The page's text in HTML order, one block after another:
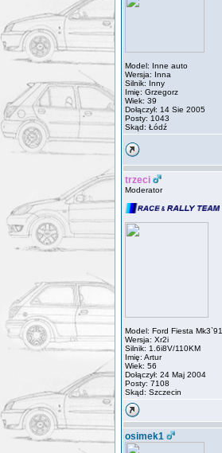
Model: Inne auto
Wersja: Inna
Silnik: Inny
Imię: Grzegorz
Wiek: 39
Dołączył: 14 Sie 2005
Posty: 1043
Skąd: Łódź
trzeci
Moderator
Model: Ford Fiesta Mk3`91
Wersja: Xr2i
Silnik: 1.6i8V/110KM
Imię: Artur
Wiek: 56
Dołączył: 24 Maj 2004
Posty: 7108
Skąd: Szczecin
osimek1